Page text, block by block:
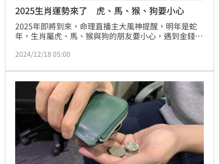
2025生肖運勢來了 虎、馬、猴、狗要小心
2025年即將到來，命理直播主大風神提醒，明年是蛇
年，生肖屬虎、馬、猴與狗的朋友要小心，遇到金錢投
力或莫名焦慮時，會比平常更容易犯口舌，當心禍從口
量，會有助健康與運勢。
2024/12/18 05:00